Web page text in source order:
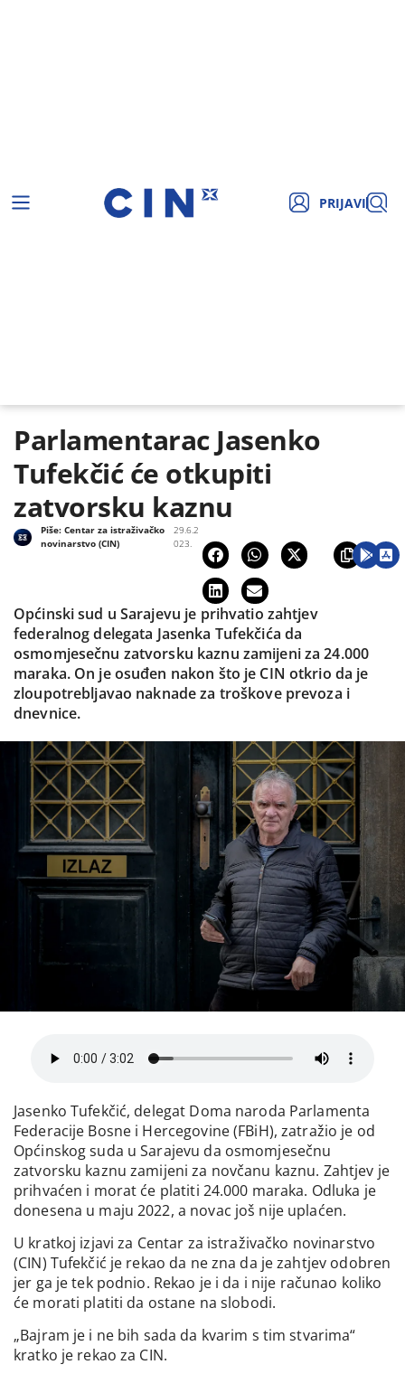
PRIJAVI
Parlamentarac Jasenko
Tufekčić će otkupiti
zatvorsku kaznu
29.6.2
023.
Piše:Centar za istraživačko
novinarstvo (CIN)
Općinski sud u Sarajevu je prihvatio zahtjev
federalnog delegata Jasenka Tufekčića da
osmomjesečnu zatvorsku kaznu zamijeni za 24.000
maraka. On je osuđen nakon što je CIN otkrio da je
zloupotrebljavao naknade za troškove prevoza i
dnevnice.
Jasenko Tufekčić, delegat Doma naroda Parlamenta
Federacije Bosne i Hercegovine (FBiH), zatražio je od
Općinskog suda u Sarajevu da osmomjesečnu
zatvorsku kaznu zamijeni za novčanu kaznu. Zahtjev je
prihvaćen i morat će platiti 24.000 maraka. Odluka je
donesena u maju 2022, a novac još nije uplaćen.
U kratkoj izjavi za Centar za istraživačko novinarstvo
(CIN) Tufekčić je rekao da ne zna da je zahtjev odobren
jer ga je tek podnio. Rekao je i da i nije računao koliko
će morati platiti da ostane na slobodi.
„Bajram je i ne bih sada da kvarim s tim stvarima“
kratko je rekao za CIN.